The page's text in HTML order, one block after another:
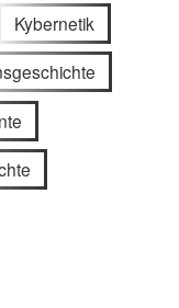
Kybernetik